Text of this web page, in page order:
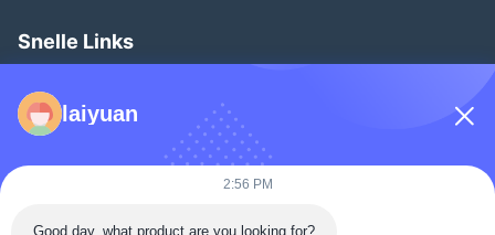
Snelle Links
Thuis
Producten
Video's
laiyuan
2:56 PM
Good day, what product are you looking for?